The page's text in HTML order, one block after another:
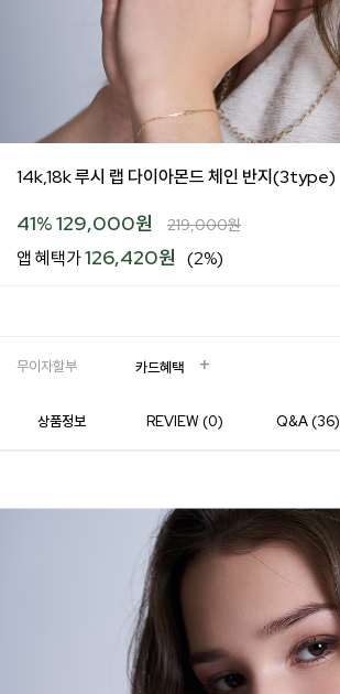
14k,18k 루시 랩 다이아몬드 체인 반지(3type)
41%129,000원 219,000원
앱 혜택가126,420원 (2%)
무이자할부 카드혜택
상품정보 REVIEW (0) Q&A (36)